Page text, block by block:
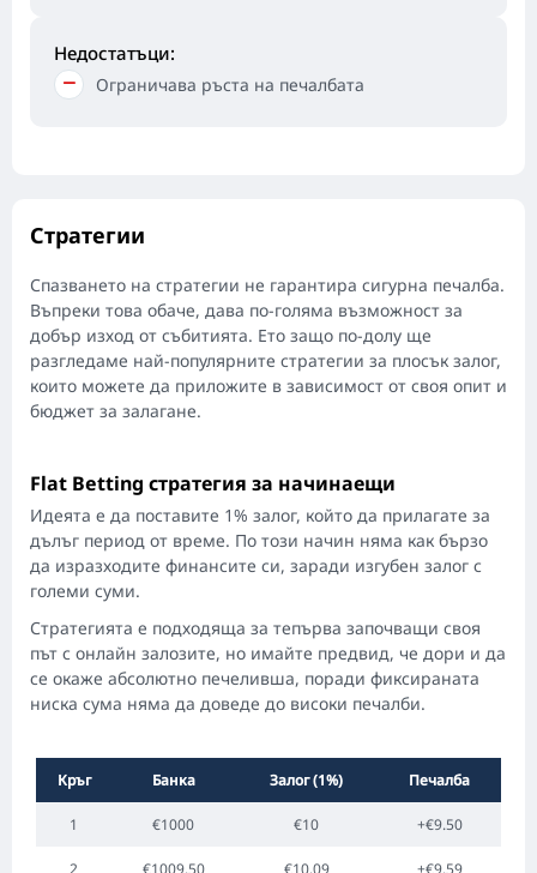
Недостатъци:
Ограничава ръста на печалбата
Стратегии
Спазването на стратегии не гарантира сигурна печалба.
Въпреки това обаче, дава по-голяма възможност за
добър изход от събитията. Ето защо по-долу ще
разгледаме най-популярните стратегии за плосък залог,
които можете да приложите в зависимост от своя опит и
бюджет за залагане.
Flat Betting стратегия за начинаещи
Идеята е да поставите 1% залог, който да прилагате за
дълъг период от време. По този начин няма как бързо
да изразходите финансите си, заради изгубен залог с
големи суми.
Стратегията е подходяща за тепърва започващи своя
път с онлайн залозите, но имайте предвид, че дори и да
се окаже абсолютно печеливша, поради фиксираната
ниска сума няма да доведе до високи печалби.
Кръг Банка Залог (1%) Печалба
1 €1000 €10 +€9.50
2 €1009.50 €10.09 +€9.59